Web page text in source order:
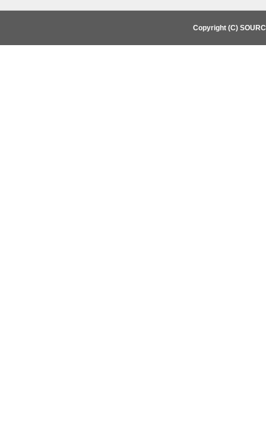
Copyright (C)